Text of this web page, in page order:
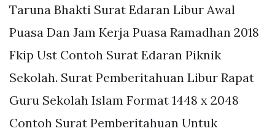
Taruna Bhakti Surat Edaran Libur Awal
Puasa Dan Jam Kerja Puasa Ramadhan 2018
Fkip Ust Contoh Surat Edaran Piknik
Sekolah. Surat Pemberitahuan Libur Rapat
Guru Sekolah Islam Format 1448 x 2048
Contoh Surat Pemberitahuan Untuk